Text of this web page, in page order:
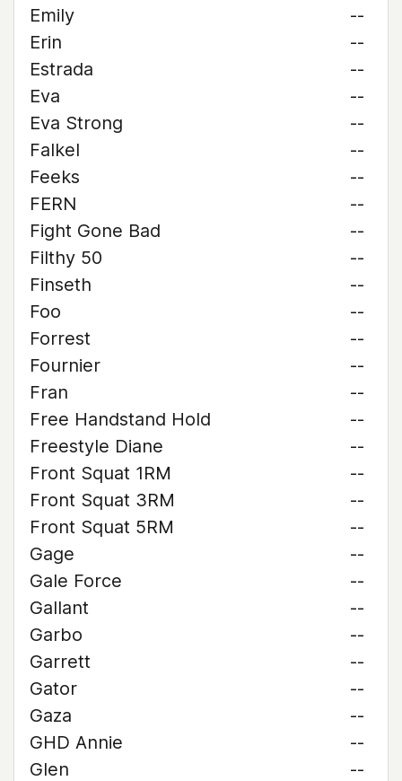
Emily
--
Erin
--
Estrada
--
Eva
--
Eva Strong
--
Falkel
--
Feeks
--
FERN
--
Fight Gone Bad
--
Filthy 50
--
Finseth
--
Foo
--
Forrest
--
Fournier
--
Fran
--
Free Handstand Hold
--
Freestyle Diane
--
Front Squat 1RM
--
Front Squat 3RM
--
Front Squat 5RM
--
Gage
--
Gale Force
--
Gallant
--
Garbo
--
Garrett
--
Gator
--
Gaza
--
GHD Annie
--
Glen
--